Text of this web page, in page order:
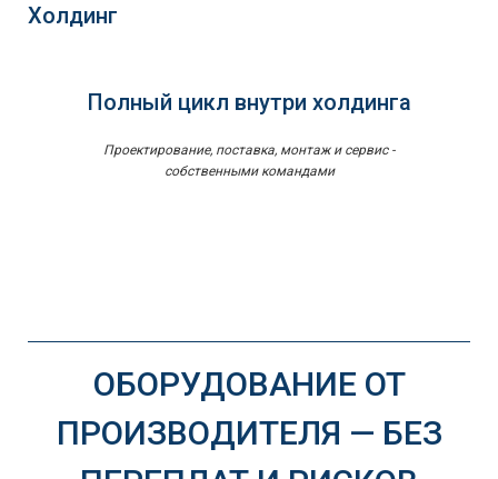
Холдинг
Полный цикл внутри холдинга
Проектирование, поставка, монтаж и сервис -
собственными командами
ОБОРУДОВАНИЕ ОТ
ПРОИЗВОДИТЕЛЯ — БЕЗ